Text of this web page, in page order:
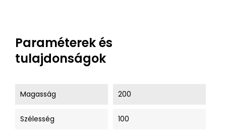
Paraméterek és
tulajdonságok
Magasság 200
Szélesség 100